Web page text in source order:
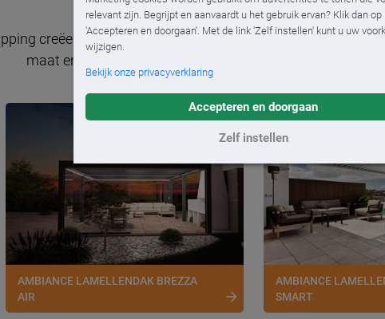
relevant zijn. Begrijpt en aanvaardt u het gebruik ervan? Klik dan op
'Accepteren en doorgaan'. Met de link 'Zelf instellen' kunt u uw
wijzigen.
Bekijk onze privacyverklaring
Accepteren en doorgaan
Zelf instellen
creëer je een tweede leefruimte buiten of verleng je
maat en ben verzekerd van een overkapping die past bij
AMBIANCE LAMELLENDAK BREZZA
AIR
AMBIANCE
SMART